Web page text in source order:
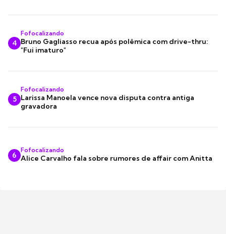
4
Fofocalizando
Bruno Gagliasso recua após polêmica com drive-thru:
"Fui imaturo"
5
Fofocalizando
Larissa Manoela vence nova disputa contra antiga
gravadora
6
Fofocalizando
Alice Carvalho fala sobre rumores de affair com Anitta